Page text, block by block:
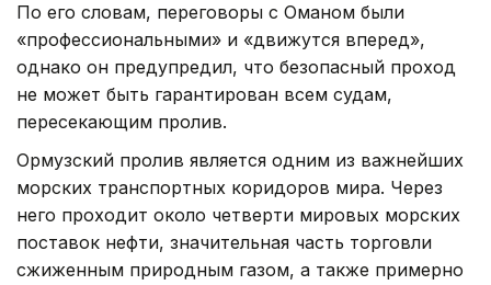
По его словам, переговоры с Оманом были
«профессиональными» и «движутся вперед»,
однако он предупредил, что безопасный проход
не может быть гарантирован всем судам,
пересекающим пролив.
Ормузский пролив является одним из важнейших
морских транспортных коридоров мира. Через
него проходит около четверти мировых морских
поставок нефти, значительная часть торговли
сжиженным природным газом, а также примерно